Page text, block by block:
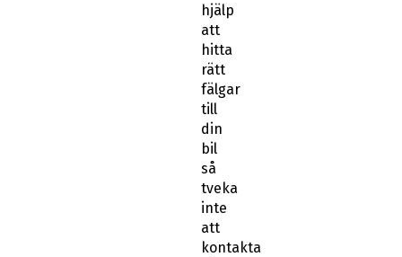
hjälp
att
hitta
rätt
fälgar
till
din
bil
så
tveka
inte
att
kontakta